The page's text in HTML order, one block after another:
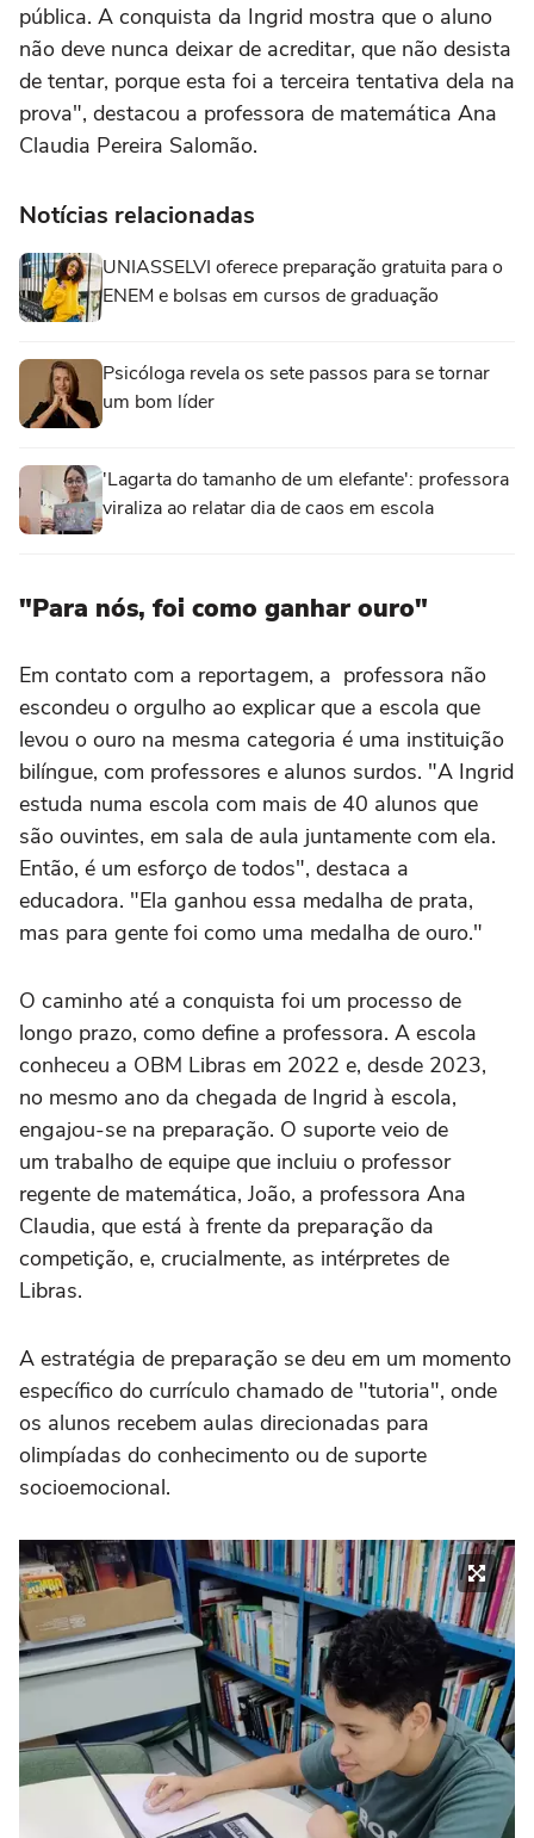
pública. A conquista da Ingrid mostra que o aluno
não deve nunca deixar de acreditar, que não desista
de tentar, porque esta foi a terceira tentativa dela na
prova", destacou a professora de matemática Ana
Claudia Pereira Salomão.
Notícias relacionadas
UNIASSELVI oferece preparação gratuita para o
ENEM e bolsas em cursos de graduação
Psicóloga revela os sete passos para se tornar
um bom líder
'Lagarta do tamanho de um elefante': professora
viraliza ao relatar dia de caos em escola
"Para nós, foi como ganhar ouro"
Em contato com a reportagem, a professora não
escondeu o orgulho ao explicar que a escola que
levou o ouro na mesma categoria é uma instituição
bilíngue, com professores e alunos surdos. "A Ingrid
estuda numa escola com mais de 40 alunos que
são ouvintes, em sala de aula juntamente com ela.
Então, é um esforço de todos", destaca a
educadora. "Ela ganhou essa medalha de prata,
mas para gente foi como uma medalha de ouro."
O caminho até a conquista foi um processo de
longo prazo, como define a professora. A escola
conheceu a OBM Libras em 2022 e, desde 2023,
no mesmo ano da chegada de Ingrid à escola,
engajou-se na preparação. O suporte veio de
um trabalho de equipe que incluiu o professor
regente de matemática, João, a professora Ana
Claudia, que está à frente da preparação da
competição, e, crucialmente, as intérpretes de
Libras.
A estratégia de preparação se deu em um momento
específico do currículo chamado de "tutoria", onde
os alunos recebem aulas direcionadas para
olimpíadas do conhecimento ou de suporte
socioemocional.